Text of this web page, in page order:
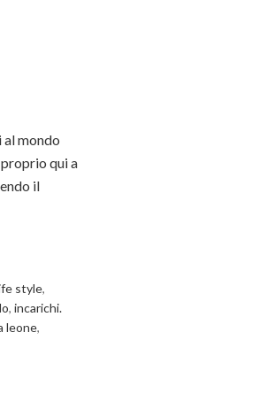
mondo
qui a
il
style,
, incarichi.
leone,